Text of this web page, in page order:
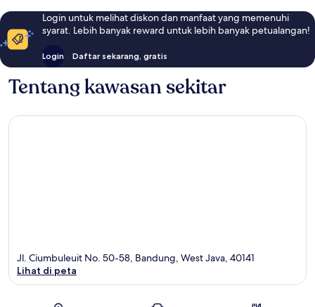
Login untuk melihat diskon dan manfaat yang memenuhi
syarat. Lebih banyak reward untuk lebih banyak petualangan!
Login Daftar sekarang, gratis
Tentang kawasan sekitar
Jl. Ciumbuleuit No. 50-58, Bandung, West Java, 40141
Lihat di peta